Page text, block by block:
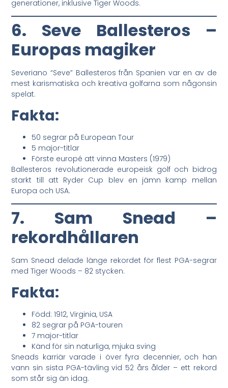
generationer, inklusive Tiger Woods.
6. Seve Ballesteros –
Europas magiker
Severiano “Seve” Ballesteros från Spanien var en av de
mest karismatiska och kreativa golfarna som någonsin
spelat.
Fakta:
50 segrar på European Tour
5 major-titlar
Förste europé att vinna Masters (1979)
Ballesteros revolutionerade europeisk golf och bidrog
starkt till att Ryder Cup blev en jämn kamp mellan
Europa och USA.
7. Sam Snead –
rekordhållaren
Sam Snead delade länge rekordet för flest PGA-segrar
med Tiger Woods – 82 stycken.
Fakta:
Född: 1912, Virginia, USA
82 segrar på PGA-touren
7 major-titlar
Känd för sin naturliga, mjuka sving
Sneads karriär varade i över fyra decennier, och han
vann sin sista PGA-tävling vid 52 års ålder – ett rekord
som står sig än idag.